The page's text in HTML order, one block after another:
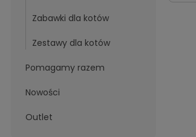
Zabawki dla kotów
Zestawy dla kotów
Pomagamy razem
Nowości
Outlet